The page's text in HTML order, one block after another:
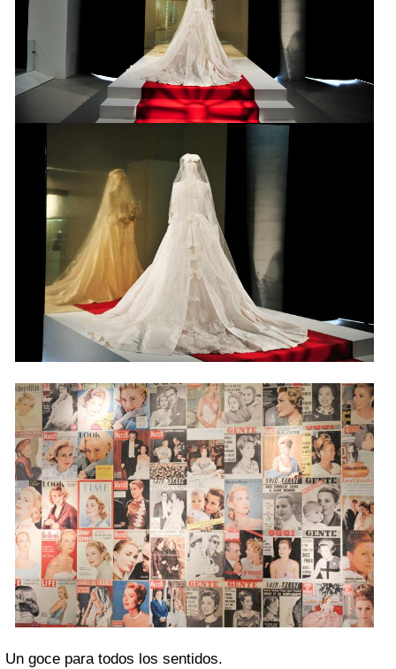
Un goce para todos los sentidos.